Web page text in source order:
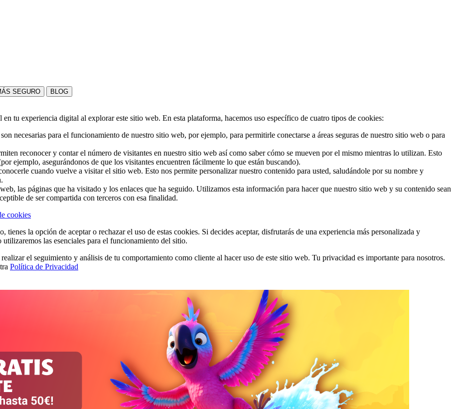
SEGURO BLOG
tu experiencia digital al explorar este sitio web. En esta plataforma, hacemos uso específico de cuatro tipos de cookies:
necesarias para el funcionamiento de nuestro sitio web, por ejemplo, para permitirle conectarse a áreas seguras de nuestro sitio web o para
reconocer y contar el número de visitantes en nuestro sitio web así como saber cómo se mueven por el mismo mientras lo utilizan. Esto
ejemplo, asegurándonos de que los visitantes encuentren fácilmente lo que están buscando).
cuando vuelve a visitar el sitio web. Esto nos permite personalizar nuestro contenido para usted, saludándole por su nombre y
las páginas que ha visitado y los enlaces que ha seguido. Utilizamos esta información para hacer que nuestro sitio web y su contenido sean
de ser compartida con terceros con esa finalidad.
cookies
la opción de aceptar o rechazar el uso de estas cookies. Si decides aceptar, disfrutarás de una experiencia más personalizada y
las esenciales para el funcionamiento del sitio.
el seguimiento y análisis de tu comportamiento como cliente al hacer uso de este sitio web. Tu privacidad es importante para nosotros.
Política de Privacidad